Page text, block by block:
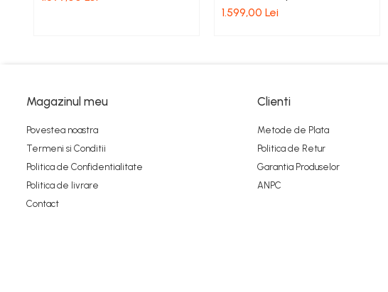
1.599,00 Lei
Magazinul meu
Povestea noastra
Termeni si Conditii
Politica de Confidentialitate
Politica de livrare
Contact
Clienti
Metode de Plata
Politica de Retur
Garantia Produselor
ANPC